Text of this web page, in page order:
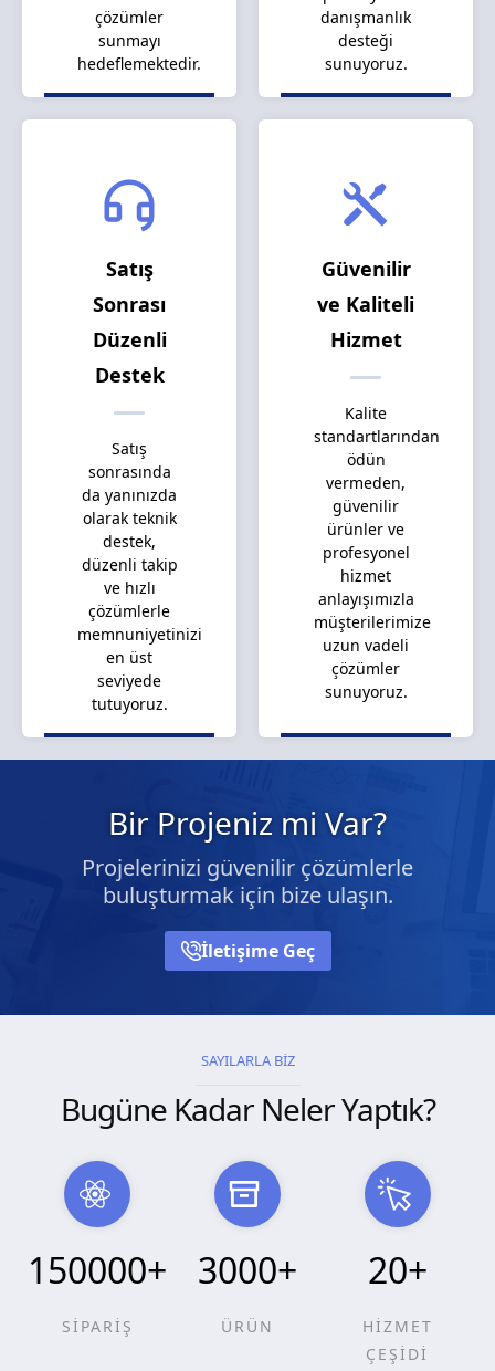
çözümler
sunmayı
hedeflemektedir.
danışmanlık
desteği
sunuyoruz.
Satış
Sonrası
Düzenli
Destek
Satış
sonrasında
da yanınızda
olarak teknik
destek,
düzenli takip
ve hızlı
çözümlerle
memnuniyetinizi
en üst
seviyede
tutuyoruz.
Güvenilir
ve Kaliteli
Hizmet
Kalite
standartlarından
ödün
vermeden,
güvenilir
ürünler ve
profesyonel
hizmet
anlayışımızla
müşterilerimize
uzun vadeli
çözümler
sunuyoruz.
Bir Projeniz mi Var?
Projelerinizi güvenilir çözümlerle
buluşturmak için bize ulaşın.
İletişime Geç
SAYILARLA BİZ
Bugüne Kadar Neler Yaptık?
150000+
SİPARİŞ
3000+
ÜRÜN
20+
HİZMET
ÇEŞİDİ